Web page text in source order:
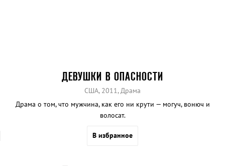
ДЕВУШКИ В ОПАСНОСТИ
США, 2011, Драма
Драма о том, что мужчина, как его ни крути — могуч, вонюч и
волосат.
В избранное